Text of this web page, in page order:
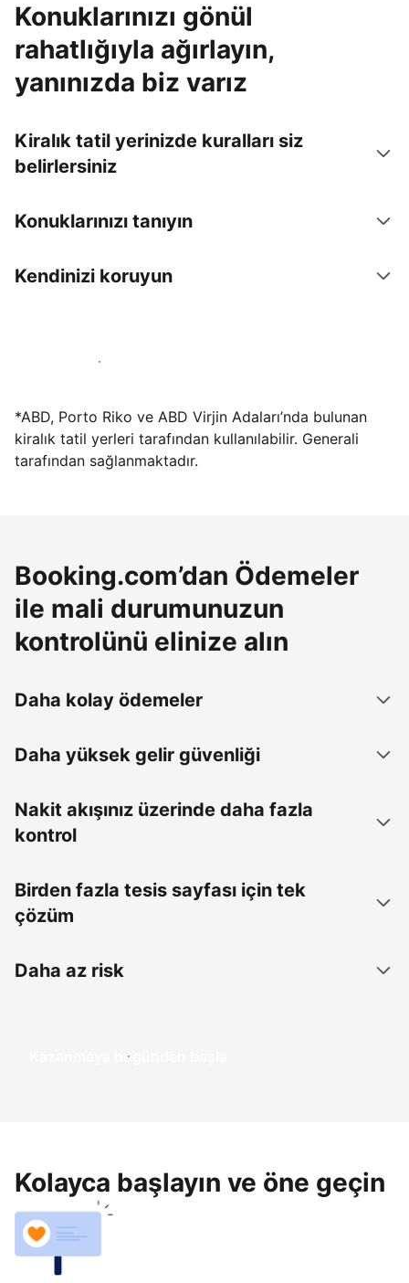
Konuklarınızı gönül
rahatlığıyla ağırlayın,
yanınızda biz varız
Kiralık tatil yerinizde kuralları siz
belirlersiniz
Konuklarınızı tanıyın
Kendinizi koruyun
Hemen tesis yayınla
*ABD, Porto Riko ve ABD Virjin Adaları’nda bulunan
kiralık tatil yerleri tarafından kullanılabilir. Generali
tarafından sağlanmaktadır.
Booking.com’dan Ödemeler
ile mali durumunuzun
kontrolünü elinize alın
Daha kolay ödemeler
Daha yüksek gelir güvenliği
Nakit akışınız üzerinde daha fazla
kontrol
Birden fazla tesis sayfası için tek
çözüm
Daha az risk
Kazanmaya bugünden başla
Kolayca başlayın ve öne geçin